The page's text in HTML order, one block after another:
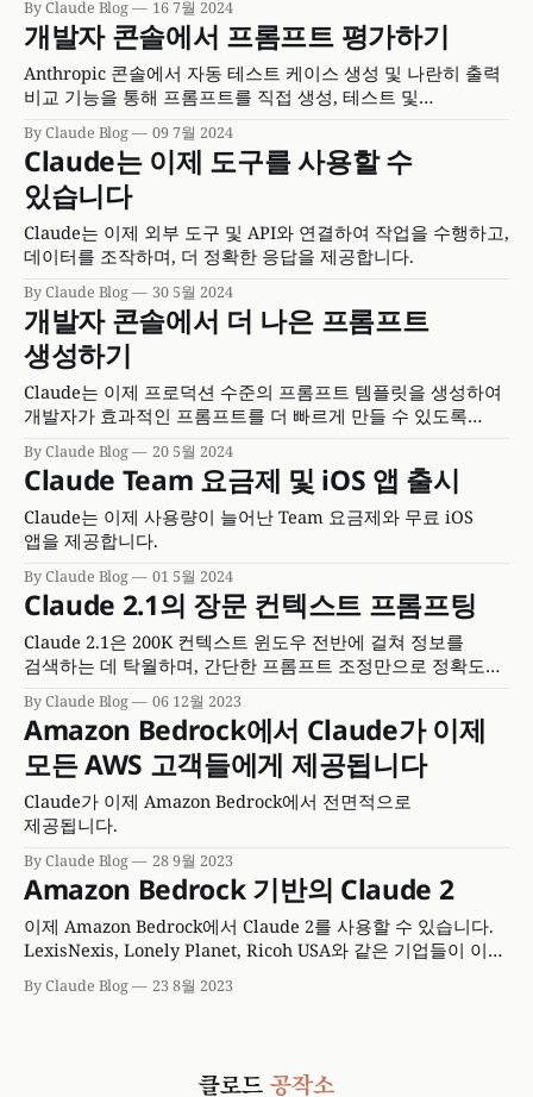
By Claude Blog 16 7월 2024
개발자 콘솔에서 프롬프트 평가하기
Anthropic 콘솔에서 자동 테스트 케이스 생성 및 나란히 출력
비교 기능을 통해 프롬프트를 직접 생성, 테스트 및
평가하세요.
By Claude Blog 09 7월 2024
Claude는 이제 도구를 사용할 수
있습니다
Claude는 이제 외부 도구 및 API와 연결하여 작업을 수행하고,
데이터를 조작하며, 더 정확한 응답을 제공합니다.
By Claude Blog 30 5월 2024
개발자 콘솔에서 더 나은 프롬프트
생성하기
Claude는 이제 프로덕션 수준의 프롬프트 템플릿을 생성하여
개발자가 효과적인 프롬프트를 더 빠르게 만들 수 있도록
돕습니다.
By Claude Blog 20 5월 2024
Claude Team 요금제 및 iOS 앱 출시
Claude는 이제 사용량이 늘어난 Team 요금제와 무료 iOS
앱을 제공합니다.
By Claude Blog 01 5월 2024
Claude 2.1의 장문 컨텍스트 프롬프팅
Claude 2.1은 200K 컨텍스트 윈도우 전반에 걸쳐 정보를
검색하는 데 탁월하며, 간단한 프롬프트 조정만으로 정확도를
27%에서 98%로 향상시킬 수 있습니다.
By Claude Blog 06 12월 2023
Amazon Bedrock에서 Claude가 이제
모든 AWS 고객들에게 제공됩니다
Claude가 이제 Amazon Bedrock에서 전면적으로
제공됩니다.
By Claude Blog 28 9월 2023
Amazon Bedrock 기반의 Claude 2
이제 Amazon Bedrock에서 Claude 2를 사용할 수 있습니다.
LexisNexis, Lonely Planet, Ricoh USA와 같은 기업들이 이를
통해 안전하고 확장 가능한 AI 애플리케이션을 구축하고
있습니다. * 카테고리: 프로덕트 발표 * 제품: Claude
By Claude Blog 23 8월 2023